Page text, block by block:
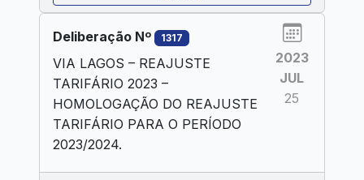
Deliberação Nº 1317
VIA LAGOS – REAJUSTE
TARIFÁRIO 2023 –
HOMOLOGAÇÃO DO REAJUSTE
TARIFÁRIO PARA O PERÍODO
2023/2024.
2023
JUL
25